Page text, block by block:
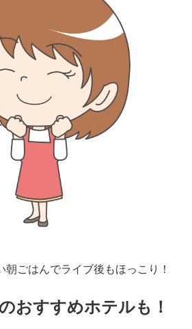
ごはんでライブ後もほっこり！
おすすめホテルも！